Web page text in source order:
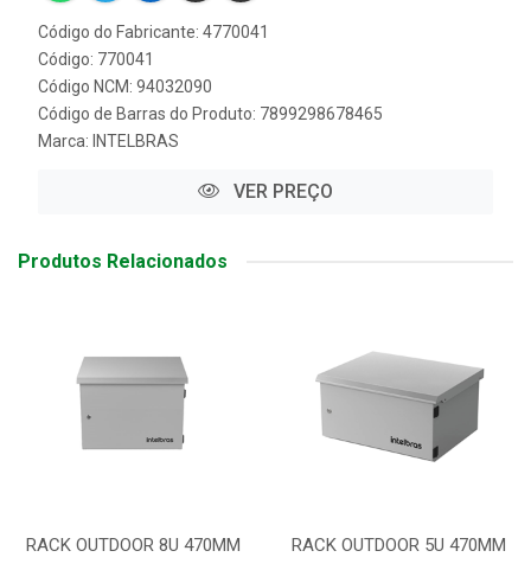
Código do Fabricante: 4770041
Código: 770041
Código NCM: 94032090
Código de Barras do Produto: 7899298678465
Marca: INTELBRAS
VER PREÇO
Produtos Relacionados
RACK OUTDOOR 8U 470MM RACK OUTDOOR 5U 470MM